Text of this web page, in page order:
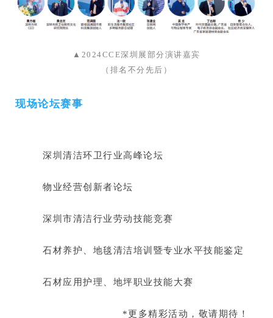
▲2024CCE深圳展部分演讲嘉宾
（排名不分先后）
现场论坛赛事
深圳清洁环卫行业高峰论坛
物业经营创新者论坛
深圳市清洁行业劳动技能竞赛
石材养护、地毯清洁培训暨专业水平技能鉴定
石材应用护理、地坪职业技能大赛
*更多精彩活动，敬请期待 ！